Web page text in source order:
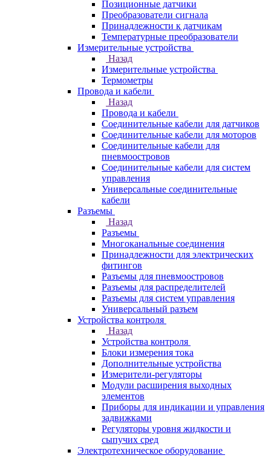
Позиционные датчики
Преобразователи сигнала
Принадлежности к датчикам
Температурные преобразователи
Измерительные устройства
Назад
Измерительные устройства
Термометры
Провода и кабели
Назад
Провода и кабели
Соединительные кабели для датчиков
Соединительные кабели для моторов
Соединительные кабели для
пневмоостровов
Соединительные кабели для систем
управления
Универсальные соединительные
кабели
Разъемы
Назад
Разъемы
Многоканальные соединения
Принадлежности для электрических
фитингов
Разъемы для пневмоостровов
Разъемы для распределителей
Разъемы для систем управления
Универсальный разъем
Устройства контроля
Назад
Устройства контроля
Блоки измерения тока
Дополнительные устройства
Измерители-регуляторы
Модули расширения выходных
элементов
Приборы для индикации и управления
задвижками
Регуляторы уровня жидкости и
сыпучих сред
Электротехническое оборудование